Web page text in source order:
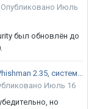
Опубликовано Июль
был обновлён до
Тестирование Phishman 2.35, системы повышения осведомлённости пользователей в сфере ИБ
Июль 16
но